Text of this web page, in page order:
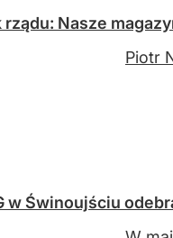
rządu: Nasze
Piotr
w Świnoujściu